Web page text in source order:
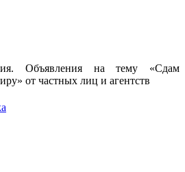
Объявления на тему «Сдам
от частных лиц и агентств